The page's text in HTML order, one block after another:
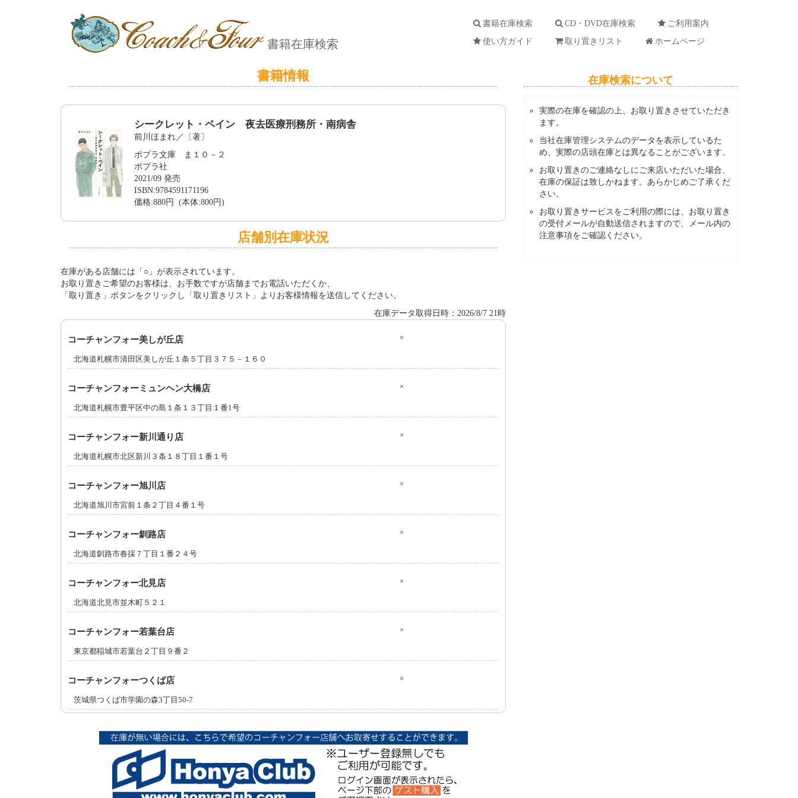
書籍在庫検索
書籍在庫検索 CD・DVD在庫検索
ご利用案内
使い方ガイド
取り置きリスト ホームページ
書籍情報
シークレット・ペイン 夜去医療刑務所・南病舎
前川ほまれ／〔著〕
ポプラ文庫 ま１０－２
ポプラ社
2021/09 発売
ISBN:9784591171196
価格:880円 (本体:800円)
店舗別在庫状況
在庫がある店舗には「○」が表示されています。
お取り置きご希望のお客様は、お手数ですが店舗までお電話いただくか、
「取り置き」ボタンをクリックし「取り置きリスト」よりお客様情報を送信してください。
在庫データ取得日時：2026/8/7 21時
コーチャンフォー美しが丘店 ×
北海道札幌市清田区美しが丘１条５丁目３７５－１６０
コーチャンフォーミュンヘン大橋店 ×
北海道札幌市豊平区中の島１条１３丁目１番1号
コーチャンフォー新川通り店 ×
北海道札幌市北区新川３条１８丁目１番１号
コーチャンフォー旭川店 ×
北海道旭川市宮前１条２丁目４番１号
コーチャンフォー釧路店 ×
北海道釧路市春採７丁目１番２４号
コーチャンフォー北見店 ×
北海道北見市並木町５２１
コーチャンフォー若葉台店 ×
東京都稲城市若葉台２丁目９番２
コーチャンフォーつくば店 ×
茨城県つくば市学園の森3丁目50-7
在庫検索について
実際の在庫を確認の上、お取り置きさせていただき
ます。
当社在庫管理システムのデータを表示しているた
め、実際の店頭在庫とは異なることがございます。
お取り置きのご連絡なしにご来店いただいた場合、
在庫の保証は致しかねます。あらかじめご了承くだ
さい。
お取り置きサービスをご利用の際には、お取り置き
の受付メールが自動送信されますので、メール内の
注意事項をご確認ください。